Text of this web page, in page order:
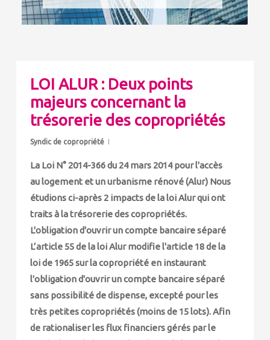
LOI ALUR : Deux points
majeurs concernant la
trésorerie des copropriétés
Syndic de copropriété
La Loi N° 2014-366 du 24 mars 2014 pour l'accès
au logement et un urbanisme rénové (Alur) Nous
étudions ci-après 2 impacts de la loi Alur qui ont
traits à la trésorerie des copropriétés.
L'obligation d'ouvrir un compte bancaire séparé
L’article 55 de la loi Alur modifie l'article 18 de la
loi de 1965 sur la copropriété en instaurant
l'obligation d'ouvrir un compte bancaire séparé
sans possibilité de dispense, excepté pour les
très petites copropriétés (moins de 15 lots). Afin
de rationaliser les flux financiers gérés par le